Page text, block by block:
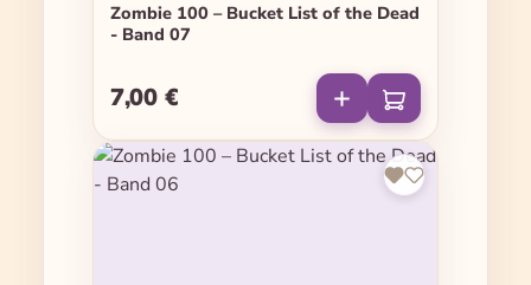
Zombie 100 – Bucket List of the Dead
- Band 07
Regulärer Preis:
7,00 €